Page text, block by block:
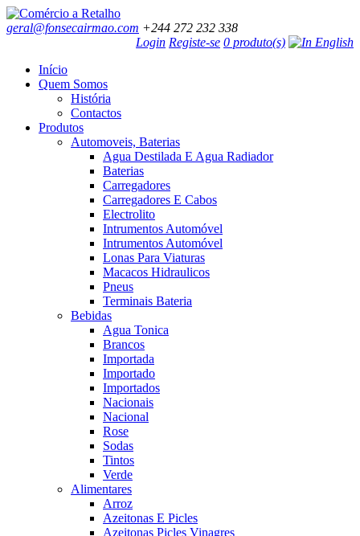
geral@fonsecairmao.com +244 272 232 338
Login Registe-se 0 produto(s)
Início
Quem Somos
História
Contactos
Produtos
Automoveis, Baterias
Agua Destilada E Agua Radiador
Baterias
Carregadores
Carregadores E Cabos
Electrolito
Intrumentos Automóvel
Intrumentos Automóvel
Lonas Para Viaturas
Macacos Hidraulicos
Pneus
Terminais Bateria
Bebidas
Agua Tonica
Brancos
Importada
Importado
Importados
Nacionais
Nacional
Rose
Sodas
Tintos
Verde
Alimentares
Arroz
Azeitonas E Picles
Azeitonas Picles Vinagres